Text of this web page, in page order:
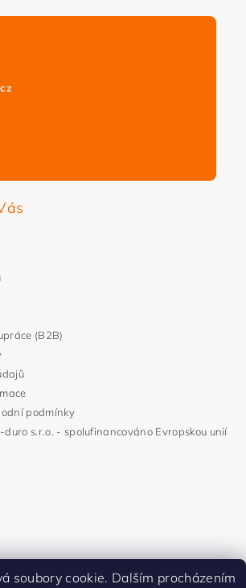
(B2B)
podmínky
s.r.o. - spolufinancováno Evropskou unií
soubory cookie. Dalším procházením